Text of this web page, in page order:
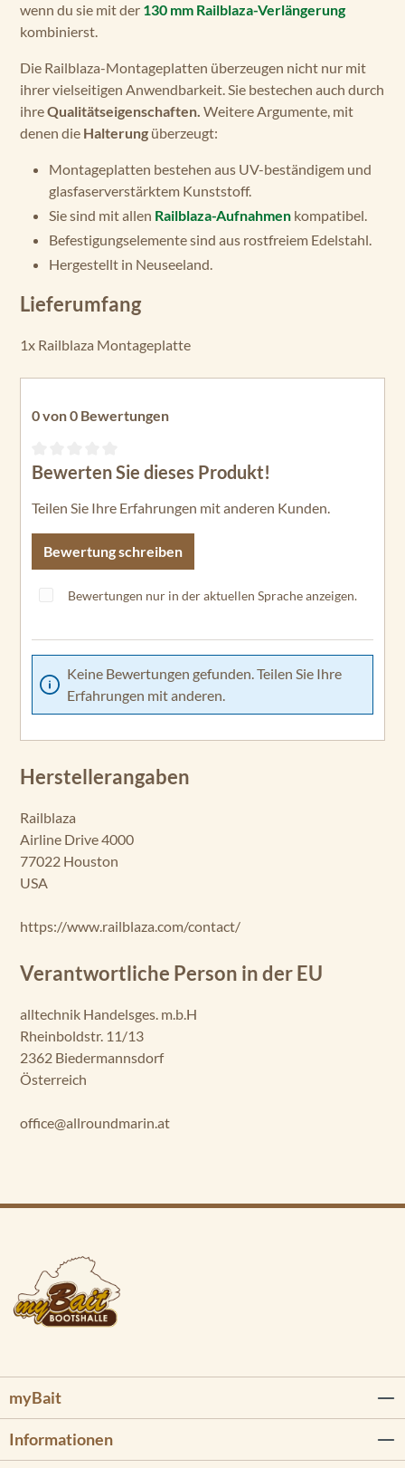
wenn du sie mit der 130 mm Railblaza-Verlängerung
kombinierst.
Die Railblaza-Montageplatten überzeugen nicht nur mit
ihrer vielseitigen Anwendbarkeit. Sie bestechen auch durch
ihreQualitätseigenschaften. Weitere Argumente, mit
denen die Halterung überzeugt:
Montageplatten bestehen aus UV-beständigem und
glasfaserverstärktem Kunststoff.
Sie sind mit allen Railblaza-Aufnahmen kompatibel.
Befestigungselemente sind aus rostfreiem Edelstahl.
Hergestellt in Neuseeland.
Lieferumfang
1x Railblaza Montageplatte
0 von 0 Bewertungen
Durchschnittliche Bewertung von 0 von 5 Sternen
Bewerten Sie dieses Produkt!
Teilen Sie Ihre Erfahrungen mit anderen Kunden.
Bewertung schreiben
Bewertungen nur in der aktuellen Sprache anzeigen.
Keine Bewertungen gefunden. Teilen Sie Ihre
Erfahrungen mit anderen.
Herstellerangaben
Railblaza
Airline Drive 4000
77022 Houston
USA
https://www.railblaza.com/contact/
Verantwortliche Person in der EU
alltechnik Handelsges. m.b.H
Rheinboldstr. 11/13
2362 Biedermannsdorf
Österreich
office@allroundmarin.at
myBait
Informationen